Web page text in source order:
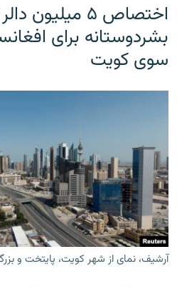
اختصاص ۵
بشردوستانه برای
سوی کویت
آرشیف، نمای از شهر کویت، پایتخت و